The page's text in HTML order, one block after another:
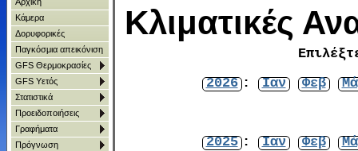
Κάμερα
Δορυφορικές
Παγκόσμια απεικόνιση
GFS Θερμοκρασίες
GFS Υετός
Στατιστικά
Προειδοποιήσεις
Γραφήματα
Πρόγνωση
Κλιματικές
2026 : Ιαν Φεβ
2025 : Ιαν Φεβ